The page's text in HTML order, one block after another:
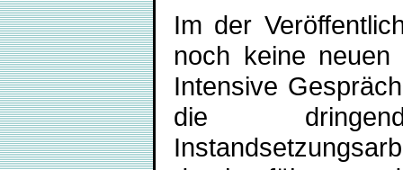
Im der
noch keine neuen
Intensive
die